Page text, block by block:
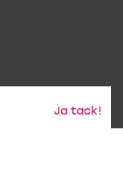
Ja tack!